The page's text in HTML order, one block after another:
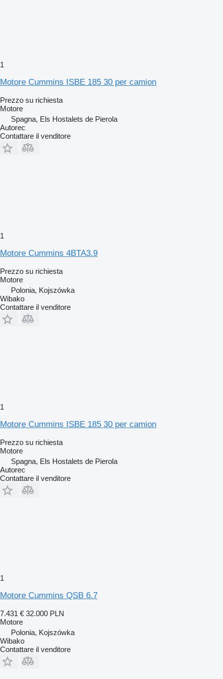
1
Motore Cummins ISBE 185 30 per camion
Prezzo su richiesta
Motore
Spagna, Els Hostalets de Pierola
Autorec
Contattare il venditore
1
Motore Cummins 4BTA3.9
Prezzo su richiesta
Motore
Polonia, Kojszówka
Wibako
Contattare il venditore
1
Motore Cummins ISBE 185 30 per camion
Prezzo su richiesta
Motore
Spagna, Els Hostalets de Pierola
Autorec
Contattare il venditore
1
Motore Cummins QSB 6.7
7.431 € 32.000 PLN
Motore
Polonia, Kojszówka
Wibako
Contattare il venditore